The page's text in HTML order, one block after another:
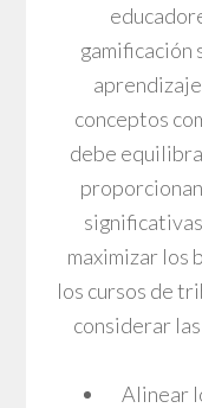
gamificación
conceptos
debe
maximizar los
los cursos de
considerar
Alinear